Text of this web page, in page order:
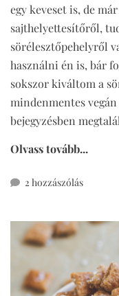
egy keveset is, de
sajthelyettesítőről,
sörélesztőpehelyről
használni én is, bár
sokszor kiváltom a
mindenmentes
bejegyzésben
Olvass tovább...
2 hozzászólás
kréker
című